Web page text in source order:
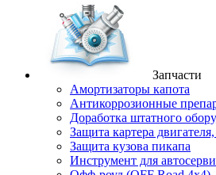
Запчасти
Амортизаторы капота
Антикоррозионные
Доработка штатного
Защита картера
Защита кузова пикапа
Инструмент для